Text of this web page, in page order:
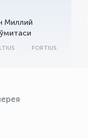
Миллий
FORTIUS